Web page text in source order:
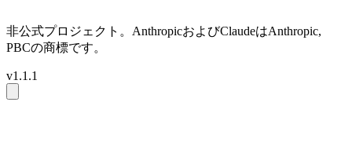
非公式プロジェクト。AnthropicおよびClaudeはAnthropic,
PBCの商標です。
v1.1.1